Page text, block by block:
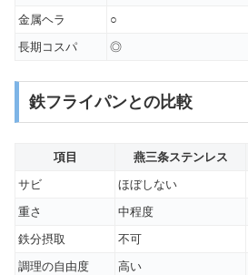
金属ヘラ
○
長期コスパ
◎
鉄フライパンとの比較
項目 燕三条ステンレス
サビ
ほぼしない
重さ
中程度
鉄分摂取
不可
調理の自由度
高い